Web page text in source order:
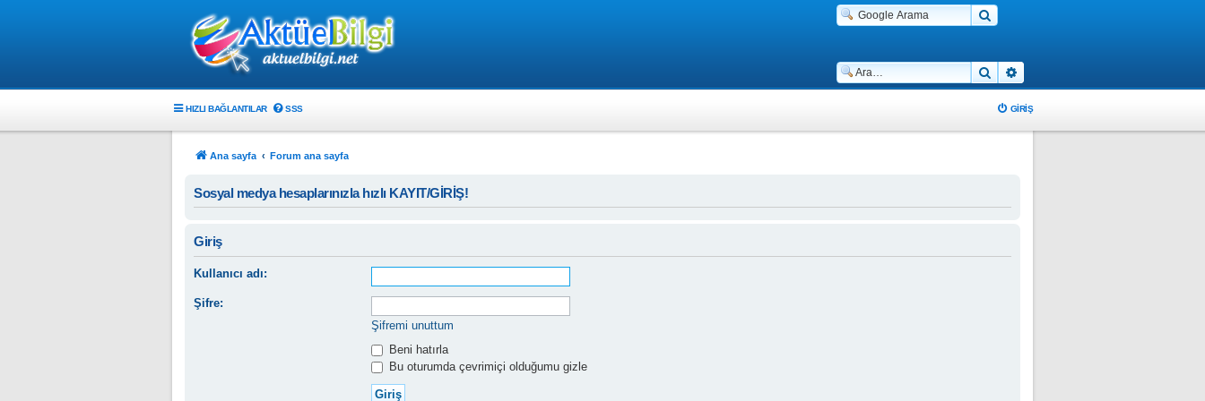
Ara
HIZLI BAĞLANTILAR SSS GIRIŞ
Ana sayfa Forum ana sayfa
Sosyal medya hesaplarınızla hızlı KAYIT/GİRİŞ!
Giriş
Kullanıcı adı:
Şifre:
Şifremi unuttum
Beni hatırla
Bu oturumda çevrimiçi olduğumu gizle